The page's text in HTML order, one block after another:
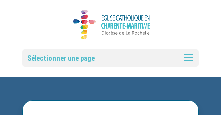
Sélectionner une page